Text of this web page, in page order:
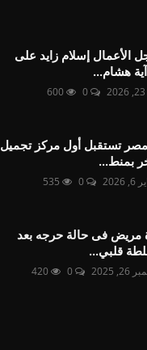
الأعمال إسلام زايد على
هشام...
0
600
تستقبل أول مركز تجميل
بمنط...
2026
0
مريض فى حالة حرجه بعد
قلبي...
2025
0
420